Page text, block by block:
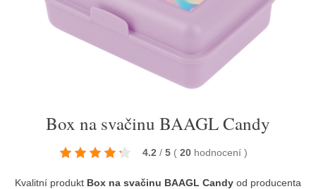
Box na svačinu BAAGL Candy
4.2 / 5 ( 20 hodnocení )
Kvalitní produkt Box na svačinu BAAGL Candy od producenta